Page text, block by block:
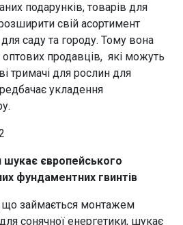
подарунків, товарів для
свій асортимент
для саду та городу. Тому вона
продавців, які можуть
тримачі для рослин для
укладення
шукає європейського
фундаментних гвинтів
що займається монтажем
сонячної енергетики, шукає